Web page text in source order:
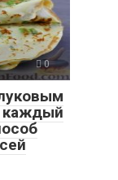
0
каждый